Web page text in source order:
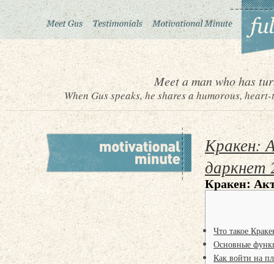
Meet a man who has
When Gus speaks, he shares a humorous,
Кракен:
даркнет
Кракен:
Что такое
Основные
Как войти на